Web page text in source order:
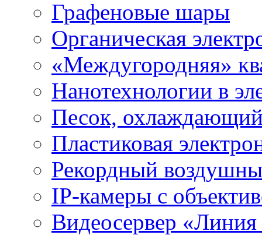
Графеновые шары
Органическая
«Междугородняя»
Нанотехнологии в
Песок, охлаждающий
Пластиковая
Рекордный
IP-камеры с
Видеосервер